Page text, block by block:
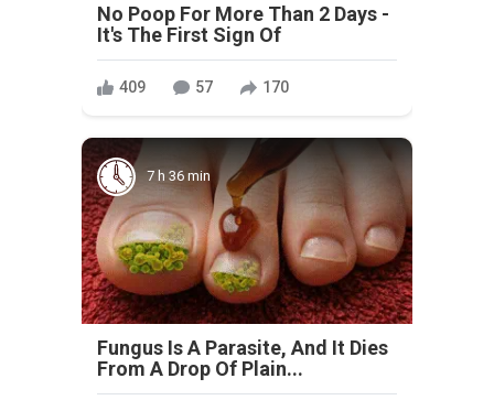
No Poop For More Than 2 Days -
It's The First Sign Of
409 57 170
7 h 36 min
Fungus Is A Parasite, And It Dies
From A Drop Of Plain...